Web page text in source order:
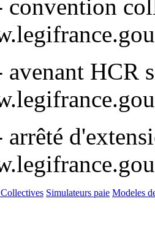
convention
HCR
Simulateurs paie Modeles